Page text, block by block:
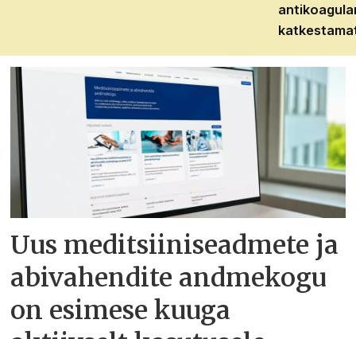
Uus meditsiiniseadmete ja
abivahendite andmekogu
on esimese kuuga